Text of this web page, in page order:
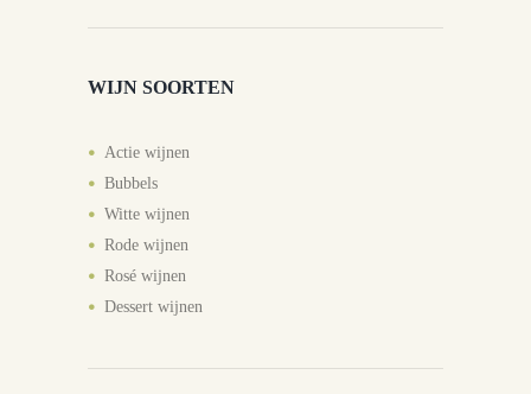
WIJN SOORTEN
Actie wijnen
Bubbels
Witte wijnen
Rode wijnen
Rosé wijnen
Dessert wijnen